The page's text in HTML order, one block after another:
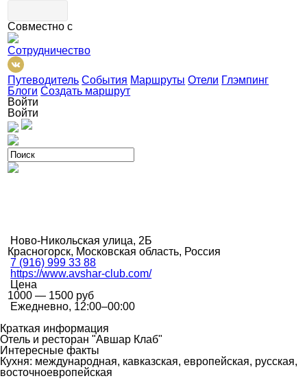
Совместно с
Сотрудничество
Путеводитель События Маршруты Отели Глэмпинг
Блоги Создать маршрут
Войти
Войти
Ново-Никольская улица, 2Б
Красногорск, Московская область, Россия
7 (916) 999 33 88
https://www.avshar-club.com/
Цена
1000 — 1500 руб
Ежедневно, 12:00–00:00
Краткая информация
Отель и ресторан "Авшар Клаб"
Интересные факты
Кухня: международная, кавказская, европейская, русская,
восточноевропейская